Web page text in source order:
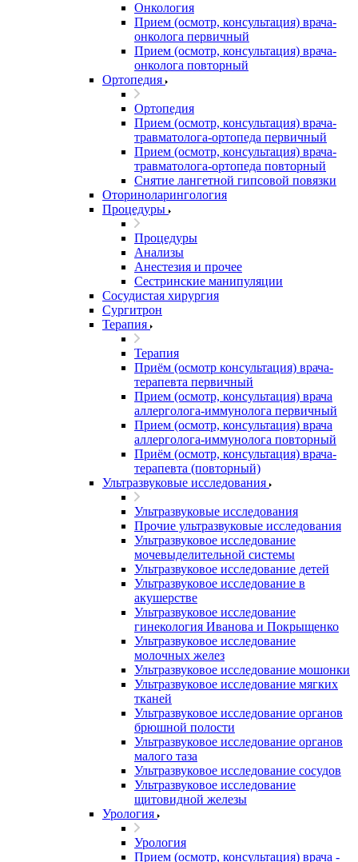
Онкология
Прием (осмотр, консультация) врача-
онколога первичный
Прием (осмотр, консультация) врача-
онколога повторный
Ортопедия
Ортопедия
Прием (осмотр, консультация) врача-
травматолога-ортопеда первичный
Прием (осмотр, консультация) врача-
травматолога-ортопеда повторный
Снятие лангетной гипсовой повязки
Оториноларингология
Процедуры
Процедуры
Анализы
Анестезия и прочее
Сестринские манипуляции
Сосудистая хирургия
Сургитрон
Терапия
Терапия
Приём (осмотр консультация) врача-
терапевта первичный
Прием (осмотр, консультация) врача
аллерголога-иммунолога первичный
Прием (осмотр, консультация) врача
аллерголога-иммунолога повторный
Приём (осмотр, консультация) врача-
терапевта (повторный)
Ультразвуковые исследования
Ультразвуковые исследования
Прочие ультразвуковые исследования
Ультразвуковое исследование
мочевыделительной системы
Ультразвуковое исследование детей
Ультразвуковое исследование в
акушерстве
Ультразвуковое исследование
гинекология Иванова и Покрыщенко
Ультразвуковое исследование
молочных желез
Ультразвуковое исследование мошонки
Ультразвуковое исследование мягких
тканей
Ультразвуковое исследование органов
брюшной полости
Ультразвуковое исследование органов
малого таза
Ультразвуковое исследование сосудов
Ультразвуковое исследование
щитовидной железы
Урология
Урология
Прием (осмотр, консультация) врача -